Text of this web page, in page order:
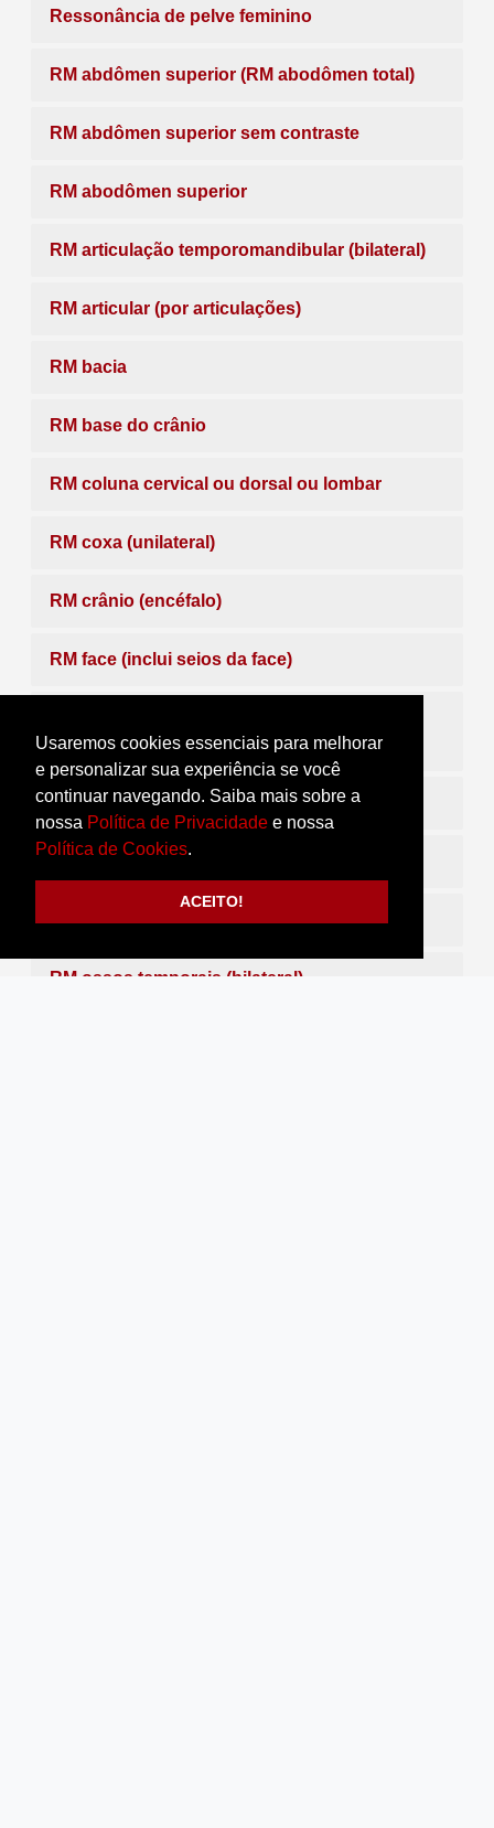
Usaremos cookies essenciais para melhorar
e personalizar sua experiência se você
continuar navegando. Saiba mais sobre a
nossa Política de Privacidade e nossa
Política de Cookies.
ACEITO!
Ressonância de pelve feminino
RM abdômen superior (RM abodômen total)
RM abdômen superior sem contraste
RM abodômen superior
RM articulação temporomandibular (bilateral)
RM articular (por articulações)
RM bacia
RM base do crânio
RM coluna cervical ou dorsal ou lombar
RM coxa (unilateral)
RM crânio (encéfalo)
RM face (inclui seios da face)
mielo-RM ou sialo-RM ou cistografia por RM)
RM mama (bilateral)
RM mão
RM membro superior (unilateral)
RM ossos temporais (bilateral)